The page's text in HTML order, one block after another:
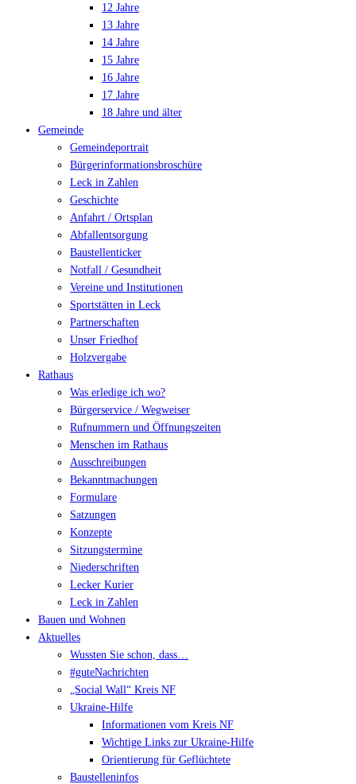
12 Jahre
13 Jahre
14 Jahre
15 Jahre
16 Jahre
17 Jahre
18 Jahre und älter
Gemeinde
Gemeindeportrait
Bürgerinformationsbroschüre
Leck in Zahlen
Geschichte
Anfahrt / Ortsplan
Abfallentsorgung
Baustellenticker
Notfall / Gesundheit
Vereine und Institutionen
Sportstätten in Leck
Partnerschaften
Unser Friedhof
Holzvergabe
Rathaus
Was erledige ich wo?
Bürgerservice / Wegweiser
Rufnummern und Öffnungszeiten
Menschen im Rathaus
Ausschreibungen
Bekanntmachungen
Formulare
Satzungen
Konzepte
Sitzungstermine
Niederschriften
Lecker Kurier
Leck in Zahlen
Bauen und Wohnen
Aktuelles
Wussten Sie schon, dass…
#guteNachrichten
„Social Wall“ Kreis NF
Ukraine-Hilfe
Informationen vom Kreis NF
Wichtige Links zur Ukraine-Hilfe
Orientierung für Geflüchtete
Baustelleninfos